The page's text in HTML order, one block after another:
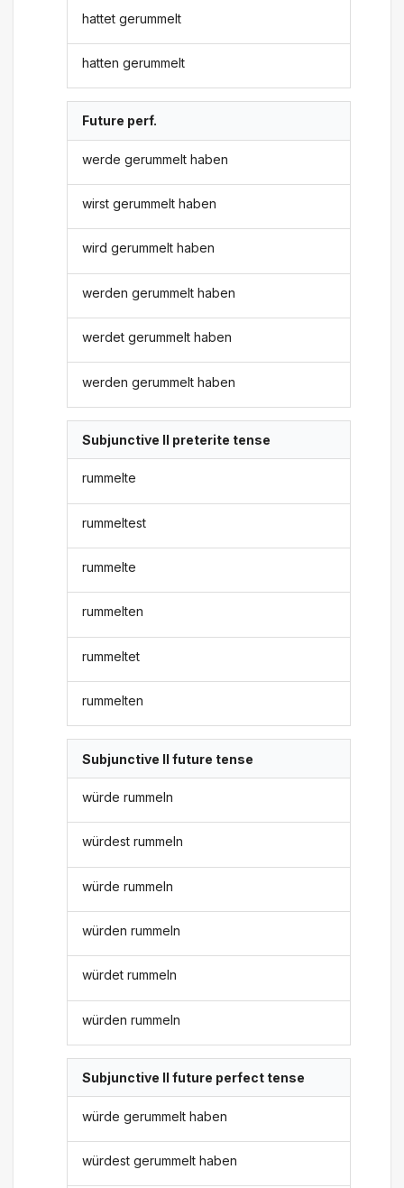
hattet gerummelt
hatten gerummelt
Future perf.
werde gerummelt haben
wirst gerummelt haben
wird gerummelt haben
werden gerummelt haben
werdet gerummelt haben
werden gerummelt haben
Subjunctive II preterite tense
rummelte
rummeltest
rummelte
rummelten
rummeltet
rummelten
Subjunctive II future tense
würde rummeln
würdest rummeln
würde rummeln
würden rummeln
würdet rummeln
würden rummeln
Subjunctive II future perfect tense
würde gerummelt haben
würdest gerummelt haben